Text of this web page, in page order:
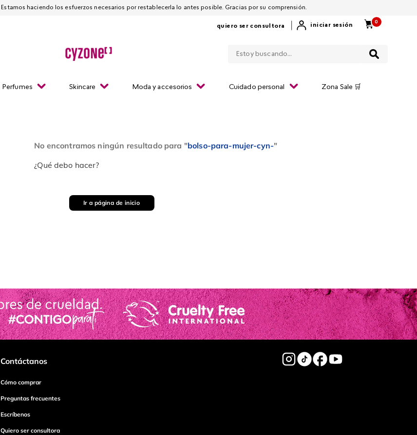
quiero ser consultora iniciar sesión
0
Perfumes Skincare Moda y accesorios Cuidado personal Zona Sale 🛒
Esta página está suspendida temporalmente. Estamos haciendo los esfuerzos necesarios por restablecerla lo antes posible. Gracias por su comprensión.
No encontramos ningún resultado para "bolso-para-mujer-cyn-"
¿Qué debo hacer?
Ir a página de inicio
Contáctanos
Cómo comprar
Preguntas frecuentes
Escríbenos
Quiero ser consultora